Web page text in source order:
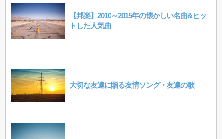
【邦楽】2010～2015年の懐かしい名曲&ヒッ
トした人気曲
大切な友達に贈る友情ソング・友達の歌